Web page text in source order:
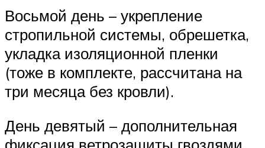
Восьмой день – укрепление
стропильной системы, обрешетка,
укладка изоляционной пленки
(тоже в комплекте, рассчитана на
три месяца без кровли).
День девятый – дополнительная